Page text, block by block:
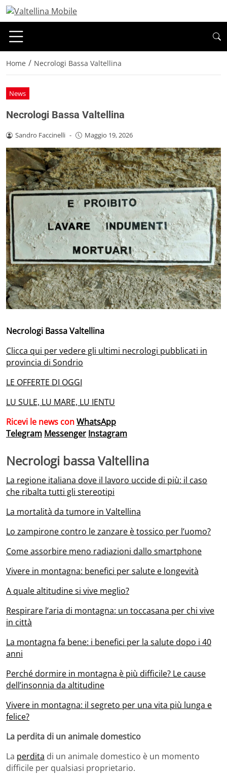
Home / Necrologi Bassa Valtellina
News
Necrologi Bassa Valtellina
Sandro Faccinelli - Maggio 19, 2026
Necrologi Bassa Valtellina
Clicca qui per vedere gli ultimi necrologi pubblicati in
provincia di Sondrio
LE OFFERTE DI OGGI
LU SULE, LU MARE, LU IENTU
Ricevi le news conWhatsApp
Telegram Messenger Instagram
Necrologi bassa Valtellina
La regione italiana dove il lavoro uccide di più: il caso
che ribalta tutti gli stereotipi
La mortalità da tumore in Valtellina
Lo zampirone contro le zanzare è tossico per l’uomo?
Come assorbire meno radiazioni dallo smartphone
Vivere in montagna: benefici per salute e longevità
A quale altitudine si vive meglio?
Respirare l’aria di montagna: un toccasana per chi vive
in città
La montagna fa bene: i benefici per la salute dopo i 40
anni
Perché dormire in montagna è più difficile? Le cause
dell’insonnia da altitudine
Vivere in montagna: il segreto per una vita più lunga e
felice?
La perdita di un animale domestico
La perdita di un animale domestico è un momento
difficile per qualsiasi proprietario.